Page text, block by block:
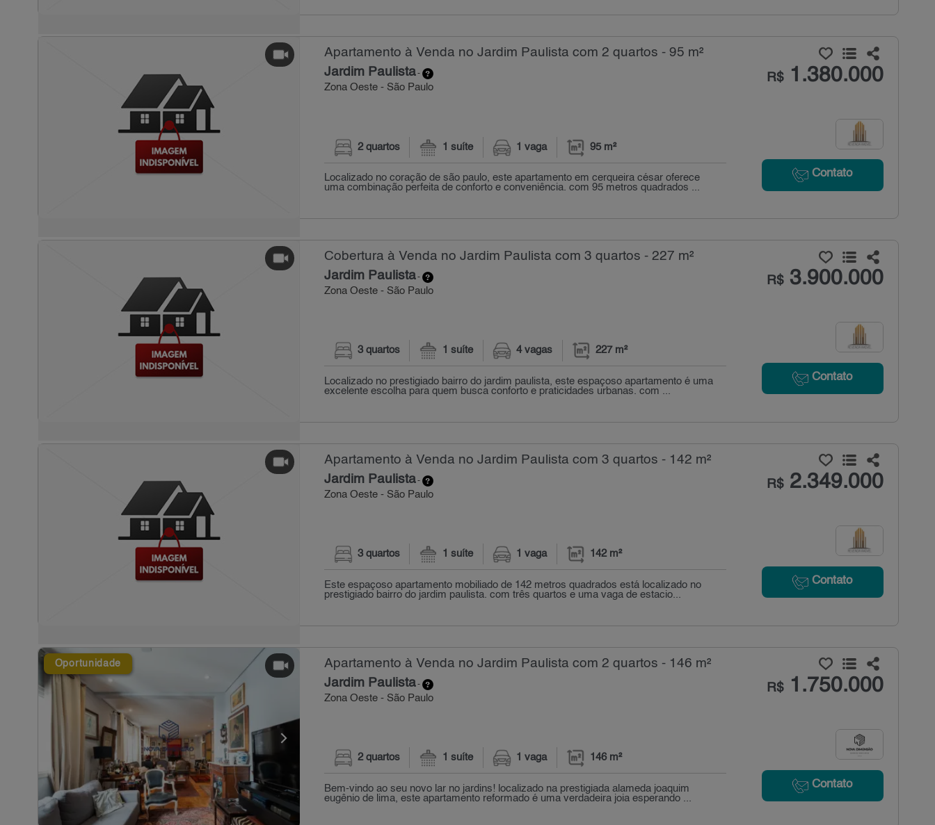
Apartamento à Venda no Jardim Paulista com 2 quartos - 95 m²
Jardim Paulista-
Zona Oeste - São Paulo
R$1.380.000
Contato
2 quartos 1 suíte 1 vaga 95 m²
Localizado no coração de são paulo, este apartamento em cerqueira césar oferece
uma combinação perfeita de conforto e conveniência. com 95 metros quadrados ...
Cobertura à Venda no Jardim Paulista com 3 quartos - 227 m²
Jardim Paulista-
Zona Oeste - São Paulo
R$3.900.000
Contato
3 quartos 1 suíte 4 vagas 227 m²
Localizado no prestigiado bairro do jardim paulista, este espaçoso apartamento é uma
excelente escolha para quem busca conforto e praticidades urbanas. com ...
Apartamento à Venda no Jardim Paulista com 3 quartos - 142 m²
Jardim Paulista-
Zona Oeste - São Paulo
R$2.349.000
Contato
3 quartos 1 suíte 1 vaga 142 m²
Este espaçoso apartamento mobiliado de 142 metros quadrados está localizado no
prestigiado bairro do jardim paulista. com três quartos e uma vaga de estacio...
Oportunidade Apartamento à Venda no Jardim Paulista com 2 quartos - 146 m²
Jardim Paulista-
Zona Oeste - São Paulo
R$1.750.000
Contato
2 quartos 1 suíte 1 vaga 146 m²
Bem-vindo ao seu novo lar no jardins! localizado na prestigiada alameda joaquim
eugênio de lima, este apartamento reformado é uma verdadeira joia esperando ...